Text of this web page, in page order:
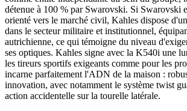
détenue à 100 % par Swarovski. Si Swarovski
orienté vers le marché civil, Kahles dispose
dans le secteur militaire et institutionnel,
autrichienne, ce qui témoigne du niveau
ses optiques. Kahles signe avec la K540i une
les tireurs sportifs exigeants comme pour les
incarne parfaitement l'ADN de la maison :
innovation, avec notamment le système twist
action accidentelle sur la tourelle latérale.